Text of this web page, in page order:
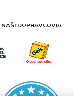
NAŠI DOPRAVCOVIA